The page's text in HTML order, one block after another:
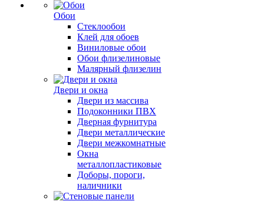
Обои
Стеклообои
Клей для обоев
Виниловые обои
Обои флизелиновые
Малярный флизелин
Двери и окна
Двери из массива
Подоконники ПВХ
Дверная фурнитура
Двери металлические
Двери межкомнатные
Окна
металлопластиковые
Доборы, пороги,
наличники